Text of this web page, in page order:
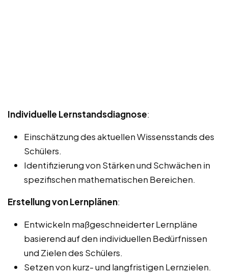
Individuelle Lernstandsdiagnose:
Einschätzung des aktuellen Wissensstands des
Schülers.
Identifizierung von Stärken und Schwächen in
spezifischen mathematischen Bereichen.
Erstellung von Lernplänen:
Entwickeln maßgeschneiderter Lernpläne
basierend auf den individuellen Bedürfnissen
und Zielen des Schülers.
Setzen von kurz- und langfristigen Lernzielen.